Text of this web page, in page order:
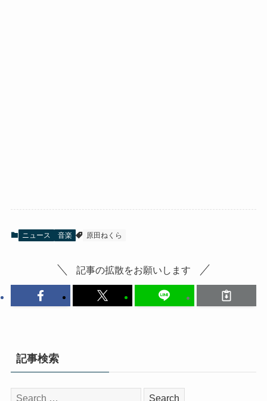
ニュース 音楽 原田ねくら
記事の拡散をお願いします
記事検索
検